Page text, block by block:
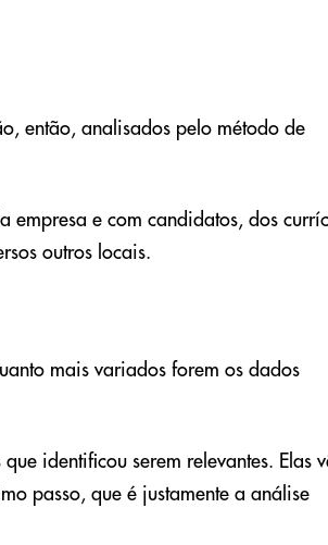
então, analisados pelo método de
empresa e com candidatos, dos
outros locais.
mais variados forem os dados
identificou serem relevantes. Elas
passo, que é justamente a análise